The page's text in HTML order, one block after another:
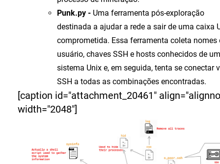
Punk.py - Uma ferramenta pós-exploração
destinada a ajudar a rede a sair de uma caixa
comprometida. Essa ferramenta coleta nomes
usuário, chaves SSH e hosts conhecidos de um
sistema Unix e, em seguida, tenta se conectar
SSH a todas as combinações encontradas.
[caption id="attachment_20461"
width="2048"]